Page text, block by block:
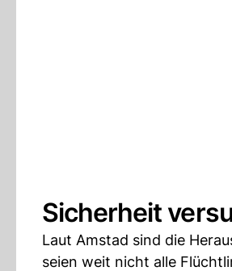
Sicherheit
Laut Amstad sind die
seien weit nicht alle